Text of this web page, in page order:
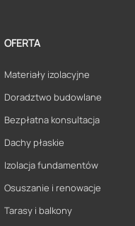
OFERTA
Materiały izolacyjne
Doradztwo budowlane
Bezpłatna konsultacja
Dachy płaskie
Izolacja fundamentów
Osuszanie i renowacje
Tarasy i balkony